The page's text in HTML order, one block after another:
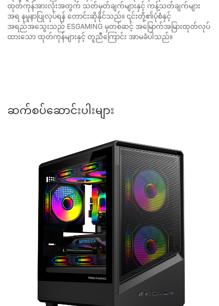
ထုတ်ကုန်အားလုံးအတွက် သတ်မှတ်ချက်များနှင့် ကန့်သတ်ချက်များ
အရ နမူနာပြုလုပ်ရန် တောင်းဆိုနိုင်သည်။ ၎င်းတို့၏ပုံစံနှင့်
အရည်အသွေးသည် ESGAMING မှတစ်ဆင့် အမြောက်အမြားထုတ်လုပ်
ထားသော ထုတ်ကုန်များနှင့် တူညီကြောင်း အာမခံပါသည်။
ဆက်စပ်ဆောင်းပါးများ